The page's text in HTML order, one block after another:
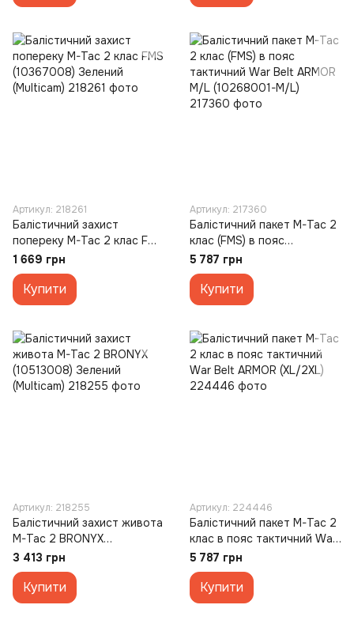
Артикул: 218261
Балістичний захист
попереку M-Tac 2 клас FMS
(10367008) Зелений
(Multicam)
1 669 грн
Купити
Артикул: 217360
Балістичний пакет M-Tac 2
клас (FMS) в пояс
тактичний War Belt ARMOR
M/L (10268001-M/L)
5 787 грн
Купити
Артикул: 218255
Балістичний захист живота
M-Tac 2 BRONYX
(10513008) Зелений
(Multicam)
3 413 грн
Купити
Артикул: 224446
Балістичний пакет M-Tac 2
клас в пояс тактичний War
Belt ARMOR (XL/2XL)
5 787 грн
Купити